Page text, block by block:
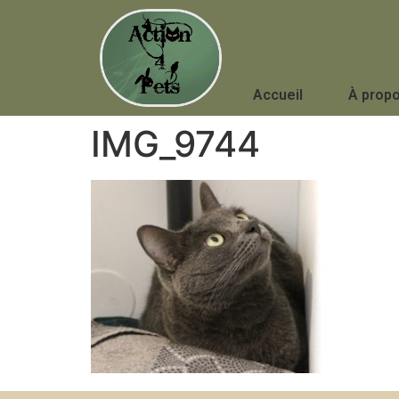
Accueil À
IMG_9744